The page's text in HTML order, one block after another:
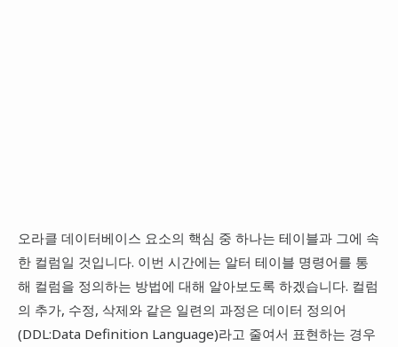
오라클 데이터베이스 요소의 핵심 중 하나는 테이블과 그에 속
한 컬럼일 것입니다. 이번 시간에는 알터 테이블 명령어를 통
해 컬럼을 정의하는 방법에 대해 알아보도록 하겠습니다. 컬럼
의 추가, 수정, 삭제와 같은 일련의 과정은 데이터 정의어
(DDL:Data Definition Language)라고 줄여서 표현하는 경우